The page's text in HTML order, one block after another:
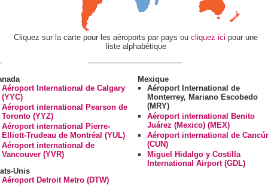
Cliquez sur la carte pour les aéroports par pays ou cliquez ici pour une
liste alphabétique
Aéroport International de Calgary
(YYC)
Aéroport international Pearson de
Toronto (YYZ)
Aéroport international Pierre-
Elliott-Trudeau de Montréal (YUL)
Aéroport international de
Vancouver (YVR)
Unis
Aéroport Detroit Metro (DTW)
Mexique
Aéroport International de
Monterrey, Mariano Escobedo
(MRY)
Aéroport international Benito
Juárez (Mexico) (MEX)
Aéroport international de
(CUN)
Miguel Hidalgo y Costilla
International Airport (GDL)